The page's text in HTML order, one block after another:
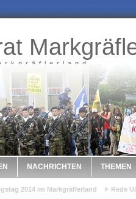
NACHRICHTEN THEMEN
2014 im Markgräflerland Rede